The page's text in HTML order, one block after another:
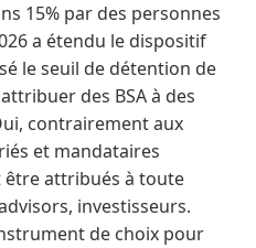
15% par des personnes
a étendu le dispositif
le seuil de détention de
des BSA à des
contrairement aux
et mandataires
être attribués à toute
investisseurs.
de choix pour